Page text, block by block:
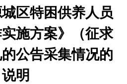
区特困供养人员
施方案》（征求
公告采集情况的
说明